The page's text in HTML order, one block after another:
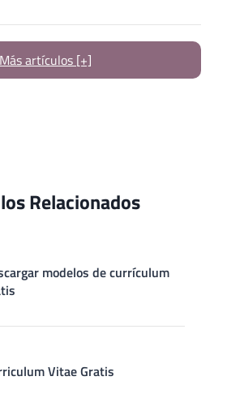
Más artículos [+]
Relacionados
modelos de currículum
Vitae Gratis